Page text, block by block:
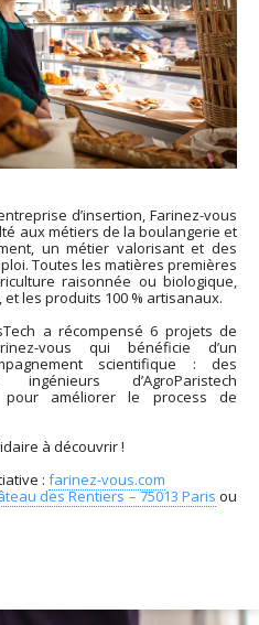
d’insertion, Farinez-vous
aux métiers de la boulangerie et
un métier valorisant et des
Toutes les matières premières
raisonnée ou biologique,
les produits 100 % artisanaux.
a récompensé 6 projets de
vous qui bénéficie d’un
scientifique : des
ingénieurs d’AgroParistech
améliorer le process de
à découvrir !
: farinez-vous.com
des Rentiers – 75013 Paris ou